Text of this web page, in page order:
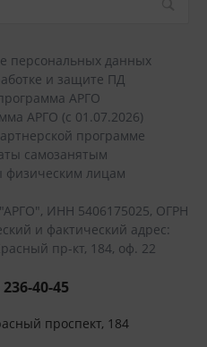
персональных данных
и защите ПД
АРГО
АРГО (с 01.07.2026)
программе
самозанятым
лицам
ИНН 5406175025, ОГРН
и фактический адрес:
пр-кт, 184, оф. 22
40-45
проспект, 184